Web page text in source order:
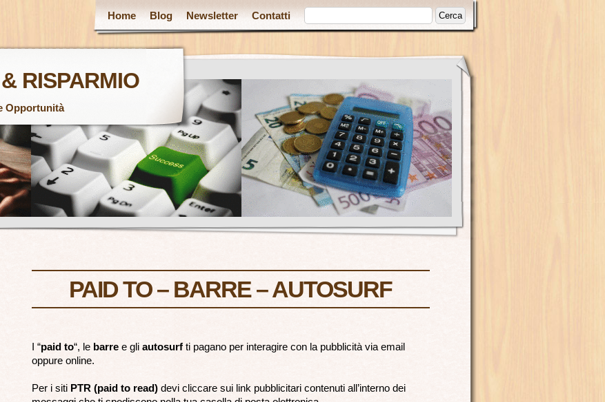
Home Blog Newsletter Contatti
RISPARMIO
Opportunità
PAID TO – BARRE – AUTOSURF
I “paid to“, le barree gli autosurfti pagano per interagire con la pubblicità via email
oppure online.
Per i siti PTR (paid to read)devi cliccare sui link pubblicitari contenuti all’interno dei